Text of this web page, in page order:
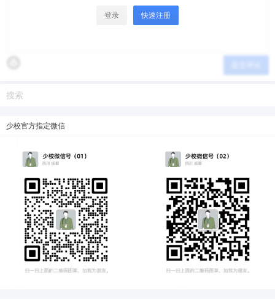
立刻支付
登录 快速注册
少校官方指定微信